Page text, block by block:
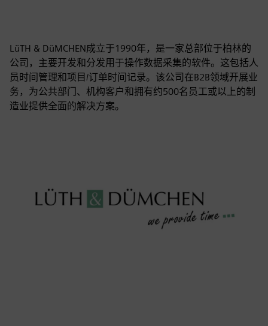
LüTH & DüMCHEN成立于1990年，是一家总部位于柏林的
公司，主要开发和分发用于操作数据采集的软件。这包括人
员时间管理和项目/订单时间记录。该公司在B2B领域开展业
务，为公共部门、机构客户和拥有约500名员工或以上的制
造业提供全面的解决方案。